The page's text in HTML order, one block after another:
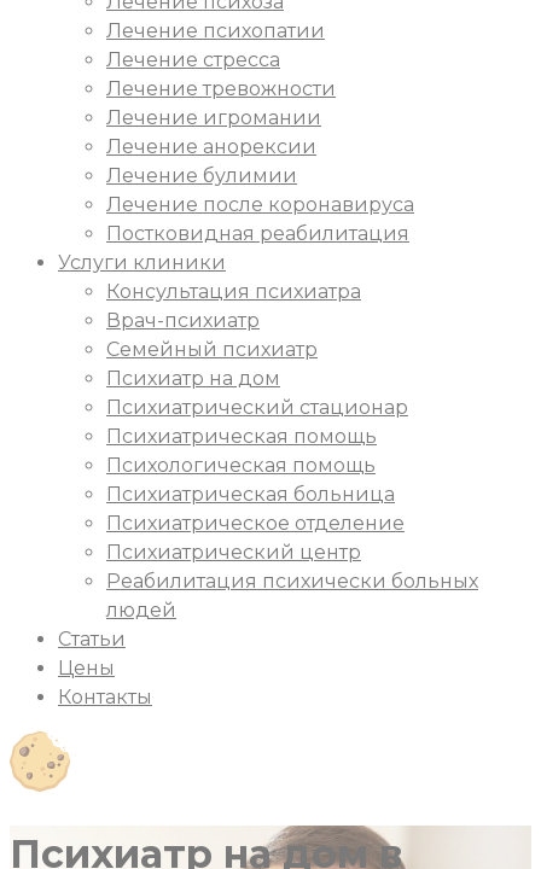
Лечение психопатии
Лечение стресса
Лечение тревожности
Лечение игромании
Лечение анорексии
Лечение булимии
Лечение после коронавируса
Постковидная реабилитация
Услуги клиники
Консультация психиатра
Врач-психиатр
Семейный психиатр
Психиатр на дом
Психиатрический стационар
Психиатрическая помощь
Психологическая помощь
Психиатрическая больница
Психиатрическое отделение
Психиатрический центр
Реабилитация психически больных
людей
Статьи
Цены
Контакты
Психиатр на дом в